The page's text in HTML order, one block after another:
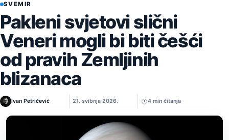
SVEMIR
Pakleni svjetovi slični
Veneri mogli bi biti češći
od pravih Zemljinih
blizanaca
Ivan Petričević 21. svibnja 2026. 4 min čitanja